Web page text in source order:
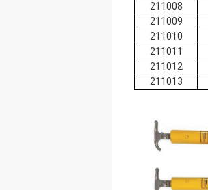
211008
211009
211010
211011
211012
211013